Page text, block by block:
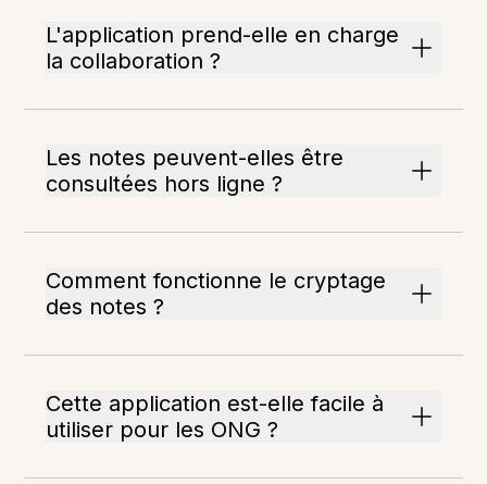
L'application prend-elle en charge
la collaboration ?
Les notes peuvent-elles être
consultées hors ligne ?
Comment fonctionne le cryptage
des notes ?
Cette application est-elle facile à
utiliser pour les ONG ?